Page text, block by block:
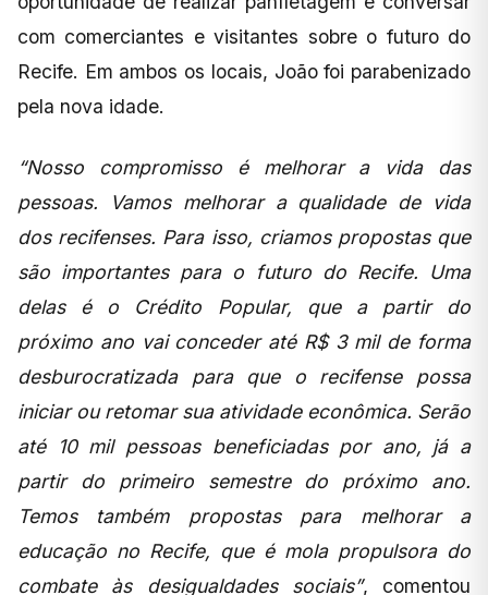
com comerciantes e visitantes sobre o futuro do
Recife. Em ambos os locais, João foi parabenizado
pela nova idade.
“Nosso compromisso é melhorar a vida das
pessoas. Vamos melhorar a qualidade de vida
dos recifenses. Para isso, criamos propostas que
são importantes para o futuro do Recife. Uma
delas é o Crédito Popular, que a partir do
próximo ano vai conceder até R$ 3 mil de forma
desburocratizada para que o recifense possa
iniciar ou retomar sua atividade econômica. Serão
até 10 mil pessoas beneficiadas por ano, já a
partir do primeiro semestre do próximo ano.
Temos também propostas para melhorar a
educação no Recife, que é mola propulsora do
combate às desigualdades sociais”, comentou